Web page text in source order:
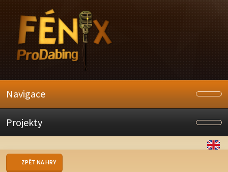
Navigace
Projekty
ZPĚT NA HRY